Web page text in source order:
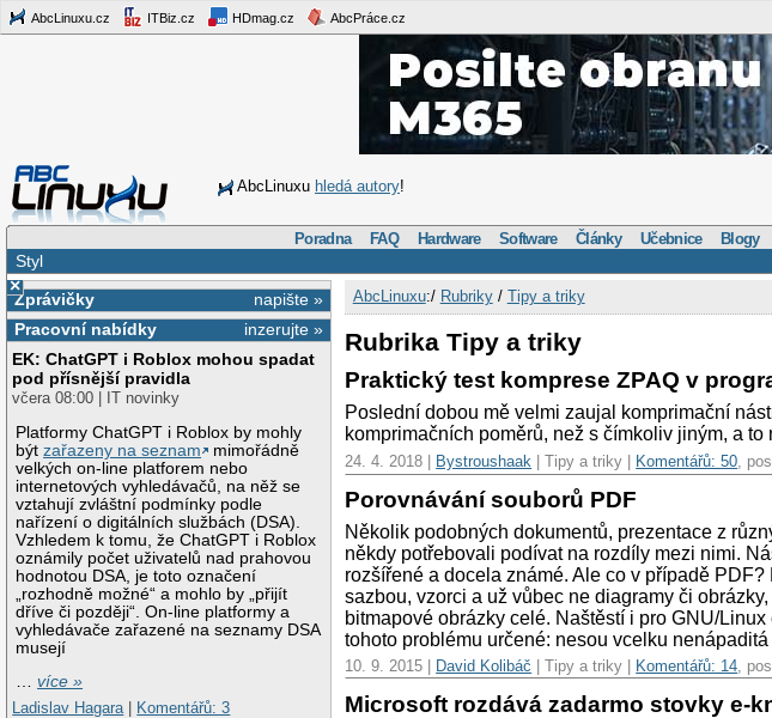
AbcLinuxu.cz ITBiz.cz HDmag.cz AbcPráce.cz
AbcLinuxu hledá autory!
Poradna FAQ Hardware Software Články Učebnice Blogy
Styl
×
napište »
Zprávičky
inzerujte »
Pracovní nabídky
EK: ChatGPT i Roblox mohou spadat
pod přísnější pravidla
včera 08:00 | IT novinky
Platformy ChatGPT i Roblox by mohly
býtzařazeny na seznam
mimořádně
velkých on-line platforem nebo
internetových vyhledávačů, na něž se
vztahují zvláštní podmínky podle
nařízení o digitálních službách (DSA).
Vzhledem k tomu, že ChatGPT i Roblox
oznámily počet uživatelů nad prahovou
hodnotou DSA, je toto označení
„rozhodně možné“ a mohlo by „přijít
dříve či později“. On-line platformy a
vyhledávače zařazené na seznamy DSA
musejí
…více »
Ladislav Hagara
Komentářů: 3
AbcLinuxu:/ Rubriky/ Tipy a triky
Rubrika Tipy a triky
Praktický test komprese ZPAQ v
Poslední dobou mě velmi zaujal komprimační
komprimačních poměrů, než s čímkoliv jiným, a
24. 4. 2018 | Bystroushaak | Tipy a triky | Komentářů: 50,
Porovnávání souborů PDF
Několik podobných dokumentů, prezentace z
někdy potřebovali podívat na rozdíly mezi nimi.
rozšířené a docela známé. Ale co v případě
sazbou, vzorci a už vůbec ne diagramy či
bitmapové obrázky celé. Naštěstí i pro GNU/
tohoto problému určené: nesou vcelku
10. 9. 2015 | David Kolibáč | Tipy a triky | Komentářů: 14 ,
Microsoft rozdává zadarmo stovky e-